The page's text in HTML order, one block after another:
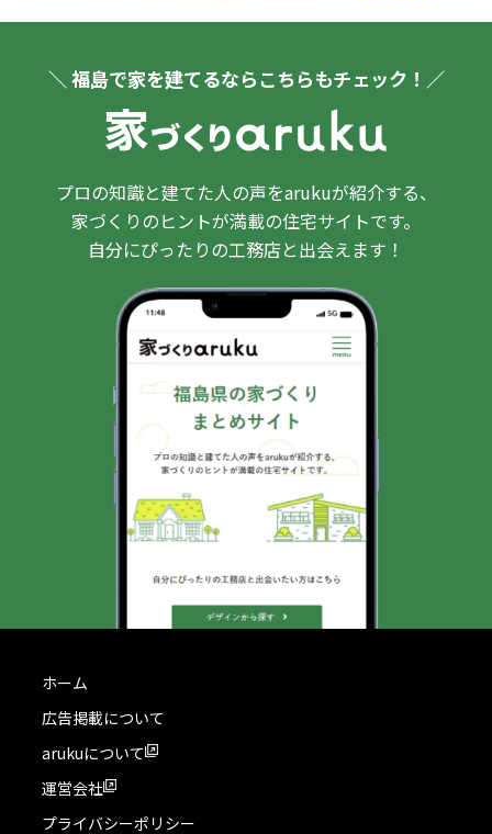
＼ 福島で家を建てるならこちらもチェック！／
プロの知識と建てた人の声をarukuが紹介する、
家づくりのヒントが満載の住宅サイトです。
自分にぴったりの工務店と出会えます！
ホーム
広告掲載について
arukuについて
運営会社
プライバシーポリシー